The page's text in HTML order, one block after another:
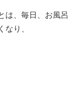
は、毎日、お風呂
り、